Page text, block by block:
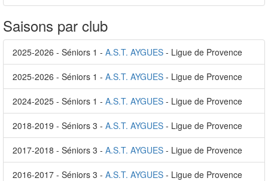
Saisons par club
2025-2026 - Séniors 1 - A.S.T. AYGUES - Ligue de Provence
2025-2026 - Séniors 1 - A.S.T. AYGUES - Ligue de Provence
2024-2025 - Séniors 1 - A.S.T. AYGUES - Ligue de Provence
2018-2019 - Séniors 3 - A.S.T. AYGUES - Ligue de Provence
2017-2018 - Séniors 3 - A.S.T. AYGUES - Ligue de Provence
2016-2017 - Séniors 3 - A.S.T. AYGUES - Ligue de Provence